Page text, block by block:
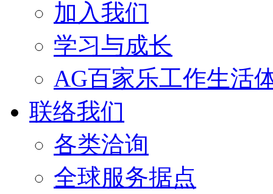
加入我们
学习与成长
AG百家乐工作生活
联络我们
各类洽询
全球服务据点